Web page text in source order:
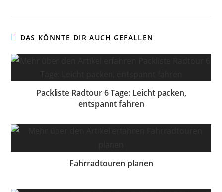
DAS KÖNNTE DIR AUCH GEFALLEN
Packliste Radtour 6 Tage: Leicht packen,
entspannt fahren
Fahrradtouren planen